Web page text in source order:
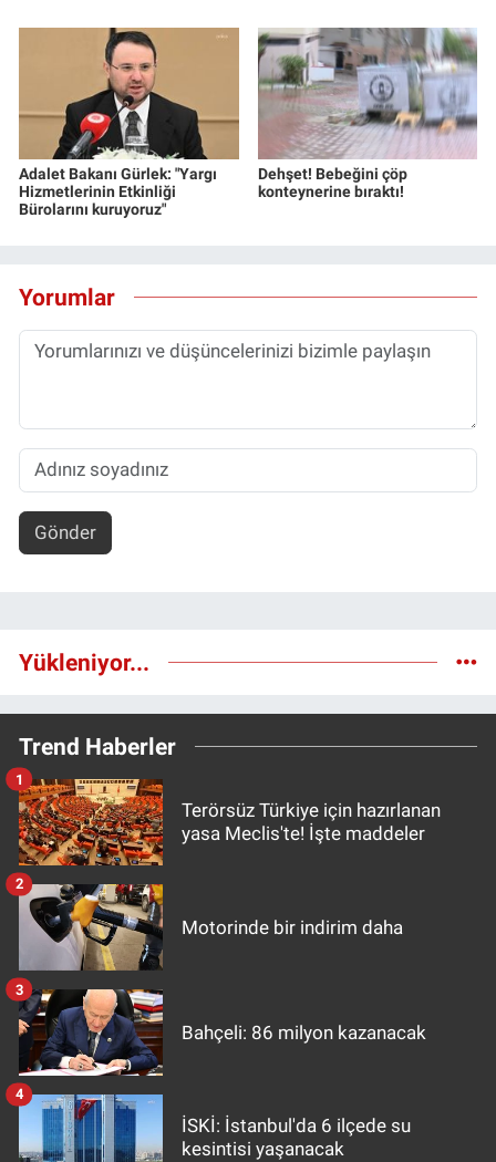
Adalet Bakanı Gürlek: "Yargı
Hizmetlerinin Etkinliği
Bürolarını kuruyoruz"
Dehşet! Bebeğini çöp
konteynerine bıraktı!
Yorumlar
Gönder
Yükleniyor...
Trend Haberler
Terörsüz Türkiye için hazırlanan
yasa Meclis'te! İşte maddeler
1
Motorinde bir indirim daha
2
Bahçeli: 86 milyon kazanacak
3
İSKİ: İstanbul'da 6 ilçede su
kesintisi yaşanacak
4